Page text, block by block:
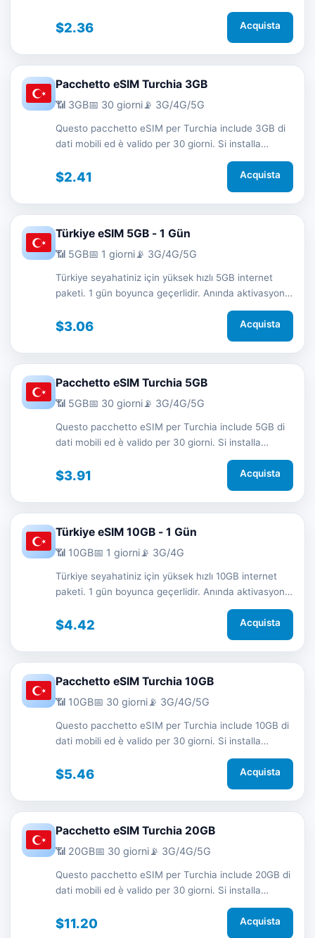
rapidamente tramite QR code senza SIM fisica e ti
mantiene connesso in viaggio con rete 3G/4G/5G.
$2.36 Acquista
Pacchetto eSIM Turchia 3GB
📶 3GB📅 30 giorni📡 3G/4G/5G
Questo pacchetto eSIM per Turchia include 3GB di
dati mobili ed è valido per 30 giorni. Si installa
rapidamente tramite QR code senza SIM fisica e ti
mantiene connesso in viaggio con rete 3G/4G/5G.
$2.41 Acquista
Türkiye eSIM 5GB - 1 Gün
📶 5GB📅 1 giorni📡 3G/4G/5G
Türkiye seyahatiniz için yüksek hızlı 5GB internet
paketi. 1 gün boyunca geçerlidir. Anında aktivasyon
$3.06 Acquista
Pacchetto eSIM Turchia 5GB
📶 5GB📅 30 giorni📡 3G/4G/5G
Questo pacchetto eSIM per Turchia include 5GB di
dati mobili ed è valido per 30 giorni. Si installa
rapidamente tramite QR code senza SIM fisica e ti
mantiene connesso in viaggio con rete 3G/4G/5G.
$3.91 Acquista
Türkiye eSIM 10GB - 1 Gün
📶 10GB📅 1 giorni📡 3G/4G
Türkiye seyahatiniz için yüksek hızlı 10GB internet
paketi. 1 gün boyunca geçerlidir. Anında aktivasyon
$4.42 Acquista
Pacchetto eSIM Turchia 10GB
📶 10GB📅 30 giorni📡 3G/4G/5G
Questo pacchetto eSIM per Turchia include 10GB di
dati mobili ed è valido per 30 giorni. Si installa
rapidamente tramite QR code senza SIM fisica e ti
mantiene connesso in viaggio con rete 3G/4G/5G.
$5.46 Acquista
Pacchetto eSIM Turchia 20GB
📶 20GB📅 30 giorni📡 3G/4G/5G
Questo pacchetto eSIM per Turchia include 20GB di
dati mobili ed è valido per 30 giorni. Si installa
rapidamente tramite QR code senza SIM fisica e ti
mantiene connesso in viaggio con rete 3G/4G/5G.
$11.20 Acquista